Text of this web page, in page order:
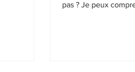
pas ? Je peux